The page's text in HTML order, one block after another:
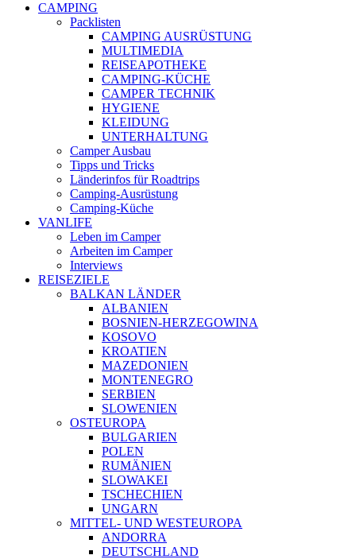
CAMPING
Packlisten
CAMPING AUSRÜSTUNG
MULTIMEDIA
REISEAPOTHEKE
CAMPING-KÜCHE
CAMPER TECHNIK
HYGIENE
KLEIDUNG
UNTERHALTUNG
Camper Ausbau
Tipps und Tricks
Länderinfos für Roadtrips
Camping-Ausrüstung
Camping-Küche
VANLIFE
Leben im Camper
Arbeiten im Camper
Interviews
REISEZIELE
BALKAN LÄNDER
ALBANIEN
BOSNIEN-HERZEGOWINA
KOSOVO
KROATIEN
MAZEDONIEN
MONTENEGRO
SERBIEN
SLOWENIEN
OSTEUROPA
BULGARIEN
POLEN
RUMÄNIEN
SLOWAKEI
TSCHECHIEN
UNGARN
MITTEL- UND WESTEUROPA
ANDORRA
DEUTSCHLAND